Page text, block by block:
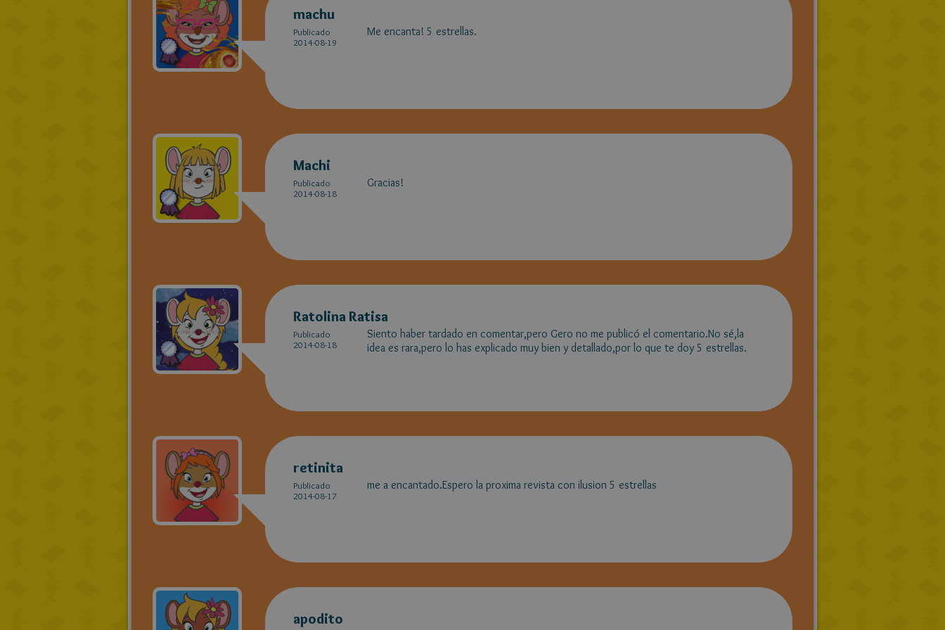
machu
Publicado
2014-08-19
Me encanta! 5 estrellas.
Machi
Publicado
2014-08-18
Gracias!
Ratolina Ratisa
Publicado
2014-08-18
Siento haber tardado en comentar,pero Gero no me publicó el comentario.No sé,la
idea es rara,pero lo has explicado muy bien y detallado,por lo que te doy 5 estrellas.
retinita
Publicado
2014-08-17
me a encantado.Espero la proxima revista con ilusion 5 estrellas
apodito